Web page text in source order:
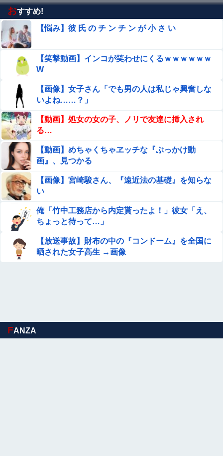
【画像】イオンの店頭に貼られた『ポケカの販売案内』が
強気すぎると話題にｗｗｗｗ他
女優・森日菜美、雑誌グラビアの水着ショット！！久々の
姿にファン悶絶ｗｗ
夫さん、妻に「天井のシミ数えてれば終わるでな」と押し
【画像あり】ディズニーの「おいなり巻（600円）」、
卑猥すぎて賛否両論ｗｗｗｗｗ
【ウマ娘】正直ダンツと5年くらい付き合ってゆっくり結
婚したい
【朗報】🍱 AKB小栗有以ﾁｬﾝと伊藤百花ﾁｬﾝの 手作りお弁
当が食べれるイベント参加者募集 🍱【AKB48ゆいゆい・
いともも・41日後に放送す...
【画像】 このハゲにやられたJKがたくさんいるという事
実
【画像】JKダンス部、部員の８割が巨乳のムホホ部だっ
たｗｗｗｗ
ASDなんやが『冗談』とか『社交辞令』がマジでわからな
くて怖い
【悲報】ジャンポケ斎藤「性行為の許諾は取ったことあり
おすすめ!
【悩み】彼 氏 の チ ン チ ン が 小 さ い
【笑撃動画】インコが笑わせにくるｗｗｗｗｗｗ
W
【画像】女子さん「でも男の人は私じゃ興奮しな
いよね……？」
【動画】処女の女の子、ノリで友達に挿入され
る…
【動画】めちゃくちゃヱッチな『ぶっかけ動
画』、見つかる
【画像】宮崎駿さん、『遠近法の基礎』を知らな
い
俺「竹中工務店から内定貰ったよ！」彼女「え、
ちょっと待って…」
【放送事故】財布の中の『コンドーム』を全国に
晒された女子高生 →画像
FANZA